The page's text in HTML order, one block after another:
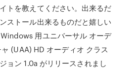
トを教えてください。出来るだ
ストール出来るものだと嬉しい
用ユニバーサル オーデ
(UAA) HD オーディオ クラス
ョン 1.0a がリリースされまし